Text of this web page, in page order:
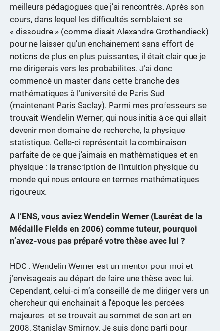
meilleurs pédagogues que j’ai rencontrés. Après son
cours, dans lequel les difficultés semblaient se
« dissoudre » (comme disait Alexandre Grothendieck)
pour ne laisser qu’un enchainement sans effort de
notions de plus en plus puissantes, il était clair que je
me dirigerais vers les probabilités. J’ai donc
commencé un master dans cette branche des
mathématiques à l’université de Paris Sud
(maintenant Paris Saclay). Parmi mes professeurs se
trouvait Wendelin Werner, qui nous initia à ce qui allait
devenir mon domaine de recherche, la physique
statistique. Celle-ci représentait la combinaison
parfaite de ce que j’aimais en mathématiques et en
physique : la transcription de l’intuition physique du
monde qui nous entoure en termes mathématiques
rigoureux.
A l‘ENS, vous aviez Wendelin Werner (Lauréat de la
Médaille Fields en 2006) comme tuteur, pourquoi
n’avez-vous pas préparé votre thèse avec lui ?
HDC : Wendelin Werner est un mentor pour moi et
j’envisageais au départ de faire une thèse avec lui.
Cependant, celui-ci m’a conseillé de me diriger vers un
chercheur qui enchainait à l’époque les percées
majeures et se trouvait au sommet de son art en
2008, Stanislav Smirnov. Je suis donc parti pour